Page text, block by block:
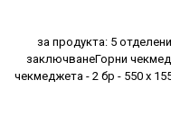
за продукта: 5
заключванеГорни
чекмеджета - 2 бр - 550 x